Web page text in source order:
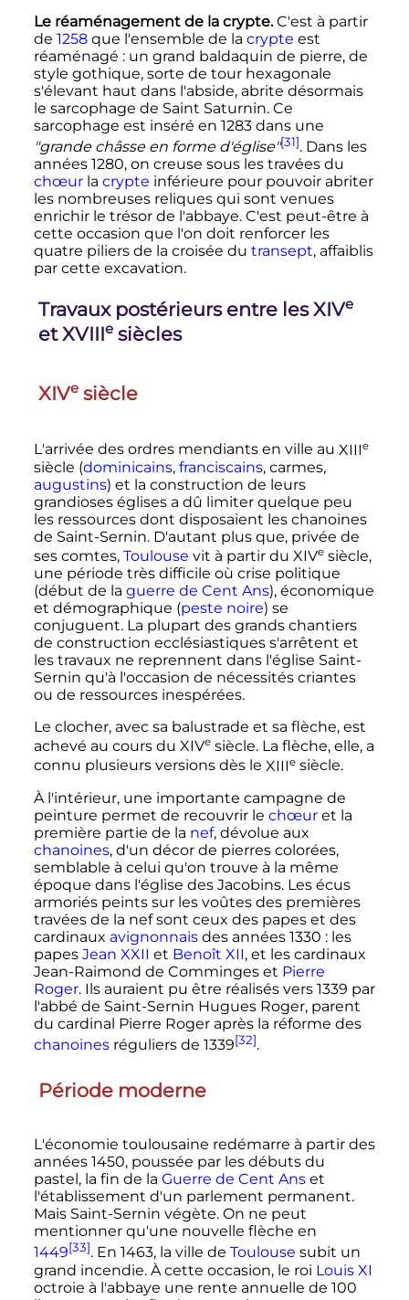
Le réaménagement de la crypte.C'est à partir
de 1258que l'ensemble de la crypte est
réaménagé : un grand baldaquin de pierre, de
style gothique, sorte de tour hexagonale
s'élevant haut dans l'abside, abrite désormais
le sarcophage de Saint Saturnin. Ce
sarcophage est inséré en 1283 dans une
"grande châsse en forme d'église"[31]. Dans les
années 1280, on creuse sous les travées du
chœurla crypte inférieure pour pouvoir abriter
les nombreuses reliques qui sont venues
enrichir le trésor de l'abbaye. C'est peut-être à
cette occasion que l'on doit renforcer les
quatre piliers de la croisée du transept, affaiblis
par cette excavation.
Travaux postérieurs entre lesXIVe
et XVIIIe siècles
XIVe siècle
L'arrivée des ordres mendiants en ville au XIIIe
siècle (dominicains, franciscains, carmes,
augustins) et la construction de leurs
grandioses églises a dû limiter quelque peu
les ressources dont disposaient les chanoines
de Saint-Sernin. D'autant plus que, privée de
ses comtes, Toulouse vit à partir du XIVe siècle,
une période très difficile où crise politique
(début de la guerre de Cent Ans), économique
et démographique (peste noire) se
conjuguent. La plupart des grands chantiers
de construction ecclésiastiques s'arrêtent et
les travaux ne reprennent dans l'église Saint-
Sernin qu'à l'occasion de nécessités criantes
ou de ressources inespérées.
Le clocher, avec sa balustrade et sa flèche, est
achevé au cours du XIVe siècle. La flèche, elle, a
connu plusieurs versions dès le XIIIe siècle.
À l'intérieur, une importante campagne de
peinture permet de recouvrir le chœuret la
première partie de la nef, dévolue aux
chanoines, d'un décor de pierres colorées,
semblable à celui qu'on trouve à la même
époque dans l'église des Jacobins. Les écus
armoriés peints sur les voûtes des premières
travées de la nef sont ceux des papes et des
cardinaux avignonnaisdes années 1330 : les
papes Jean XXII et Benoît XII, et les cardinaux
Jean-Raimond de Comminges et Pierre
Roger. Ils auraient pu être réalisés vers 1339 par
l'abbé de Saint-Sernin Hugues Roger, parent
du cardinal Pierre Roger après la réforme des
chanoinesréguliers de 1339[32].
Période moderne
L'économie toulousaine redémarre à partir des
années 1450, poussée par les débuts du
pastel, la fin de la Guerre de Cent Anset
l'établissement d'un parlement permanent.
Mais Saint-Sernin végète. On ne peut
mentionner qu'une nouvelle flèche en
1449[33]. En 1463, la ville de Toulouse subit un
grand incendie. À cette occasion, le roi Louis XI
octroie à l'abbaye une rente annuelle de 100